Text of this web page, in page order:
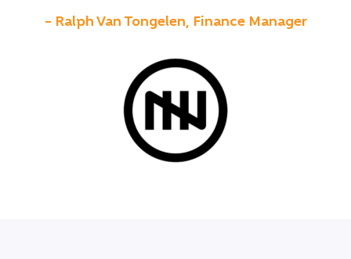
– Ralph Van Tongelen, Finance Manager